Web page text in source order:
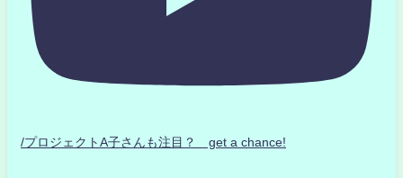
/プロジェクトA子さんも注目？ get a chance!